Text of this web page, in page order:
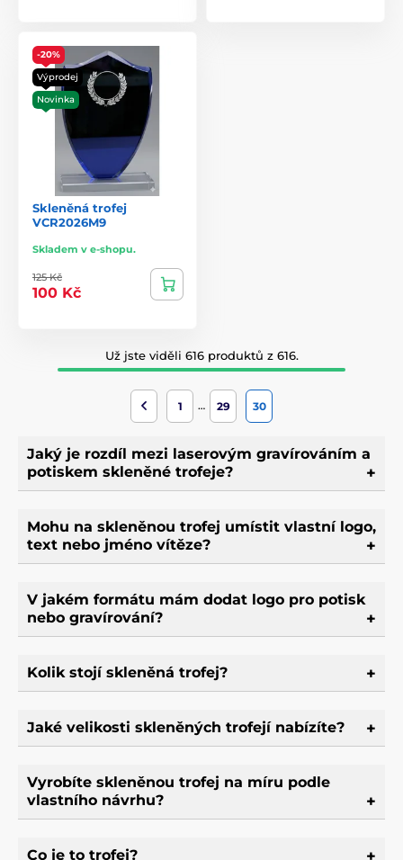
-20%
Výprodej
Novinka
Skleněná trofej
VCR2026M9
Skladem v e-shopu.
125 Kč
100 Kč
Už jste viděli 616 produktů z 616.
1 … 29 30
Jaký je rozdíl mezi laserovým gravírováním a
potiskem skleněné trofeje?
Mohu na skleněnou trofej umístit vlastní logo,
text nebo jméno vítěze?
V jakém formátu mám dodat logo pro potisk
nebo gravírování?
Kolik stojí skleněná trofej?
Jaké velikosti skleněných trofejí nabízíte?
Vyrobíte skleněnou trofej na míru podle
vlastního návrhu?
Co je to trofej?